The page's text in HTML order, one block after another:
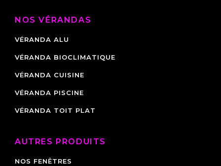
NOS VÉRANDAS
VÉRANDA ALU
VÉRANDA BIOCLIMATIQUE
VÉRANDA CUISINE
VÉRANDA PISCINE
VÉRANDA TOIT PLAT
AUTRES PRODUITS
NOS FENÊTRES